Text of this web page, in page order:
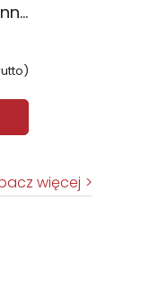
Bezprawie. Seria z Joanną Chyłką. Tom 20
więcej